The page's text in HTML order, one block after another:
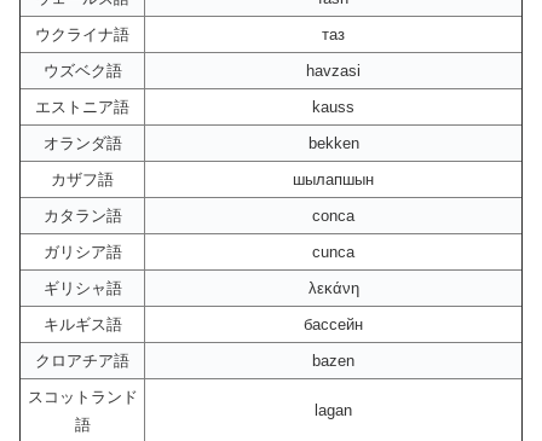
ウクライナ語
таз
ウズベク語
havzasi
エストニア語
kauss
オランダ語
bekken
カザフ語
шылапшын
カタラン語
conca
ガリシア語
cunca
ギリシャ語
λεκάνη
キルギス語
бассейн
クロアチア語
bazen
スコットランド
語
lagan